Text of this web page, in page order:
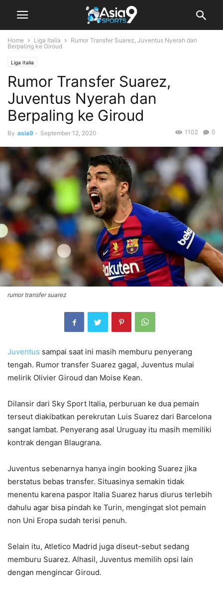
Home Liga Italia
Rumor Transfer Suarez, Juventus Nyerah dan
Berpaling ke Giroud
Liga Italia
Rumor Transfer Suarez,
Juventus Nyerah dan
Berpaling ke Giroud
By asia9 - September 12, 2020 0
1102
rumor transfer suarez
Juventus sampai saat ini masih memburu penyerang
tengah. Rumor transfer Suarez gagal, Juventus mulai
melirik Olivier Giroud dan Moise Kean.
Dilansir dari Sky Sport Italia, perburuan ke dua pemain
terseut diakibatkan perekrutan Luis Suarez dari Barcelona
sangat lambat. Penyerang asal Uruguay itu masih memiliki
kontrak dengan Blaugrana.
Juventus sebenarnya hanya ingin booking Suarez jika
berstatus bebas transfer. Situasinya semakin tidak
menentu karena paspor Italia Suarez harus diurus terlebih
dahulu agar bisa pindah ke Turin, mengingat slot pemain
non Uni Eropa sudah terisi penuh.
Selain itu, Atletico Madrid juga diseut-sebut sedang
memburu Suarez. Alhasil, Juventus memilih opsi lain
dengan mengincar Giroud.